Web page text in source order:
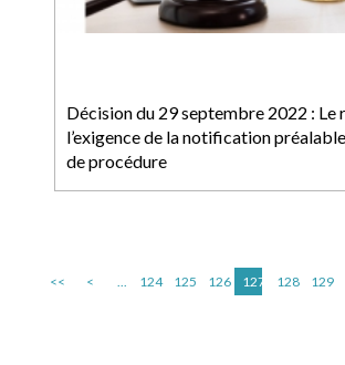
Décision du 29 septembre 2022 : Le
l’exigence de la notification
de procédure
<< < ... 124 125 126 127 128 129